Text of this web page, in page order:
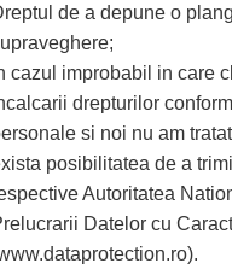
de a depune o
cazul improbabil in care
drepturilor
si noi nu am
posibilitatea de a
Autoritatea
Datelor cu